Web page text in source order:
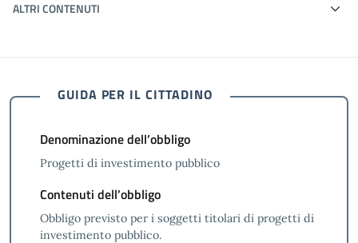
ALTRI CONTENUTI
GUIDA PER IL CITTADINO
Denominazione dell’obbligo
Progetti di investimento pubblico
Contenuti dell’obbligo
Obbligo previsto per i soggetti titolari di progetti di
investimento pubblico.